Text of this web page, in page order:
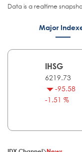
Data is a realtime
Major
IHSG
6219.73
-95.58
-1.51 %